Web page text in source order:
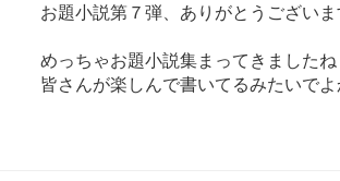
お題小説第７弾、ありがとうございま
めっちゃお題小説集まってきましたね
皆さんが楽しんで書いてるみたいで